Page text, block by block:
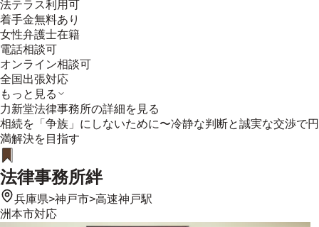
法テラス利用可
着手金無料あり
女性弁護士在籍
電話相談可
オンライン相談可
全国出張対応
もっと見る
力新堂法律事務所の詳細を見る
相続を「争族」にしないために〜冷静な判断と誠実な交渉で円
満解決を目指す
法律事務所絆
兵庫県>神戸市>高速神戸駅
洲本市対応